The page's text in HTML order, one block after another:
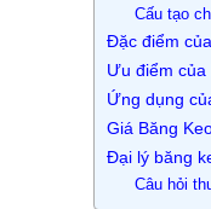
Cấu tạo
Đặc điểm
Ưu điểm của
Ứng dụng
Giá Băng
Đại lý băng
Câu hỏi